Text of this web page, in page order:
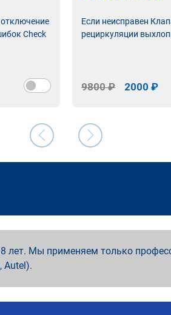
отключение
Check
Если неисправен
рециркуляции
9800 ₽ 2000 ₽
Мы применяем только
Autel).